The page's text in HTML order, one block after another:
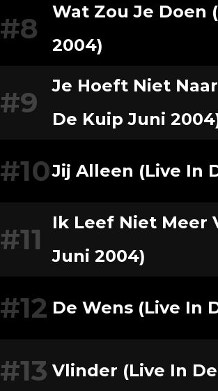
#8
Wat Zou Je Doen
2004)
#9
Je Hoeft Niet
De Kuip Juni
#10Jij Alleen (Live In
#11
Ik Leef Niet Meer
Juni 2004)
#12 De Wens (Live In
#13 Vlinder (Live In